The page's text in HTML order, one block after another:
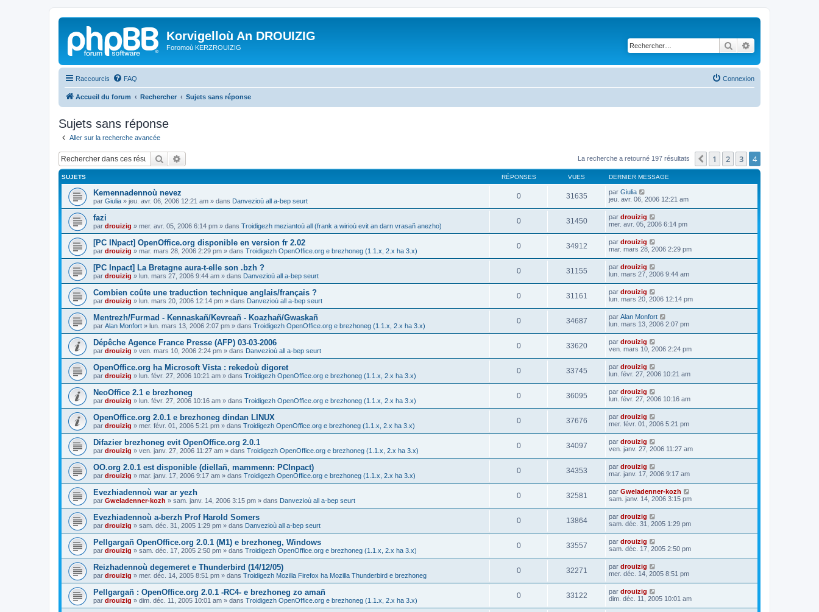
Korvigelloù An DROUIZIG
Foromoù KERZROUIZIG Rechercher
Raccourcis FAQ Connexion
Accueil du forum Rechercher Sujets sans réponse
Sujets sans réponse
Aller sur la recherche avancée
Rechercher La recherche a retourné 197 résultats Précédent
1 2 3 4
SUJETS RÉPONSES VUES DERNIER MESSAGE
Kemennadennoù nevez
par Giulia » jeu. avr. 06, 2006 12:21 am » dans Danvezioù all a-bep seurt
0 31635 par Giulia
jeu. avr. 06, 2006 12:21 am
fazi
par drouizig » mer. avr. 05, 2006 6:14 pm » dans Troidigezh meziantoù all (frank a wirioù evit an darn vrasañ anezho)
0 31450 par drouizig
mer. avr. 05, 2006 6:14 pm
[PC INpact] OpenOffice.org disponible en version fr 2.02
par drouizig » mar. mars 28, 2006 2:29 pm » dans Troidigezh OpenOffice.org e brezhoneg (1.1.x, 2.x ha 3.x)
0 34912 par drouizig
mar. mars 28, 2006 2:29 pm
[PC Inpact] La Bretagne aura-t-elle son .bzh ?
par drouizig » lun. mars 27, 2006 9:44 am » dans Danvezioù all a-bep seurt
0 31155 par drouizig
lun. mars 27, 2006 9:44 am
Combien coûte une traduction technique anglais/français ?
par drouizig » lun. mars 20, 2006 12:14 pm » dans Danvezioù all a-bep seurt
0 31161 par drouizig
lun. mars 20, 2006 12:14 pm
Mentrezh/Furmad - Kennaskañ/Kevreañ - Koazhañ/Gwaskañ
par Alan Monfort » lun. mars 13, 2006 2:07 pm » dans Troidigezh OpenOffice.org e brezhoneg (1.1.x, 2.x ha 3.x)
0 34687 par Alan Monfort
lun. mars 13, 2006 2:07 pm
Dépêche Agence France Presse (AFP) 03-03-2006
par drouizig » ven. mars 10, 2006 2:24 pm » dans Danvezioù all a-bep seurt
0 33620 par drouizig
ven. mars 10, 2006 2:24 pm
OpenOffice.org ha Microsoft Vista : rekedoù digoret
par drouizig » lun. févr. 27, 2006 10:21 am » dans Troidigezh OpenOffice.org e brezhoneg (1.1.x, 2.x ha 3.x)
0 33745 par drouizig
lun. févr. 27, 2006 10:21 am
NeoOffice 2.1 e brezhoneg
par drouizig » lun. févr. 27, 2006 10:16 am » dans Troidigezh OpenOffice.org e brezhoneg (1.1.x, 2.x ha 3.x)
0 36095 par drouizig
lun. févr. 27, 2006 10:16 am
OpenOffice.org 2.0.1 e brezhoneg dindan LINUX
par drouizig » mer. févr. 01, 2006 5:21 pm » dans Troidigezh OpenOffice.org e brezhoneg (1.1.x, 2.x ha 3.x)
0 37676 par drouizig
mer. févr. 01, 2006 5:21 pm
Difazier brezhoneg evit OpenOffice.org 2.0.1
par drouizig » ven. janv. 27, 2006 11:27 am » dans Troidigezh OpenOffice.org e brezhoneg (1.1.x, 2.x ha 3.x)
0 34097 par drouizig
ven. janv. 27, 2006 11:27 am
OO.org 2.0.1 est disponible (diellañ, mammenn: PCInpact)
par drouizig » mar. janv. 17, 2006 9:17 am » dans Troidigezh OpenOffice.org e brezhoneg (1.1.x, 2.x ha 3.x)
0 34353 par drouizig
mar. janv. 17, 2006 9:17 am
Evezhiadennoù war ar yezh
par Gweladenner-kozh » sam. janv. 14, 2006 3:15 pm » dans Danvezioù all a-bep seurt
0 32581 par Gweladenner-kozh
sam. janv. 14, 2006 3:15 pm
Evezhiadennoù a-berzh Prof Harold Somers
par drouizig » sam. déc. 31, 2005 1:29 pm » dans Danvezioù all a-bep seurt
0 13864 par drouizig
sam. déc. 31, 2005 1:29 pm
Pellgargañ OpenOffice.org 2.0.1 (M1) e brezhoneg, Windows
par drouizig » sam. déc. 17, 2005 2:50 pm » dans Troidigezh OpenOffice.org e brezhoneg (1.1.x, 2.x ha 3.x)
0 33557 par drouizig
sam. déc. 17, 2005 2:50 pm
Reizhadennoù degemeret e Thunderbird (14/12/05)
par drouizig » mer. déc. 14, 2005 8:51 pm » dans Troidigezh Mozilla Firefox ha Mozilla Thunderbird e brezhoneg
0 32271 par drouizig
mer. déc. 14, 2005 8:51 pm
Pellgargañ : OpenOffice.org 2.0.1 -RC4- e brezhoneg zo amañ
par drouizig » dim. déc. 11, 2005 10:01 am » dans Troidigezh OpenOffice.org e brezhoneg (1.1.x, 2.x ha 3.x)
0 33122 par drouizig
dim. déc. 11, 2005 10:01 am